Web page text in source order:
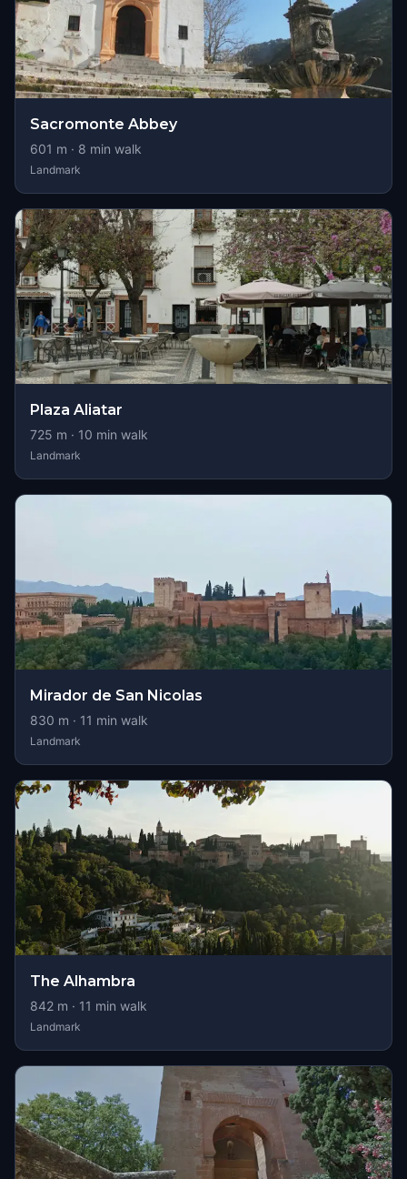
Sacromonte Abbey
601 m · 8 min walk
Landmark
Plaza Aliatar
725 m · 10 min walk
Landmark
Mirador de San Nicolas
830 m · 11 min walk
Landmark
The Alhambra
842 m · 11 min walk
Landmark